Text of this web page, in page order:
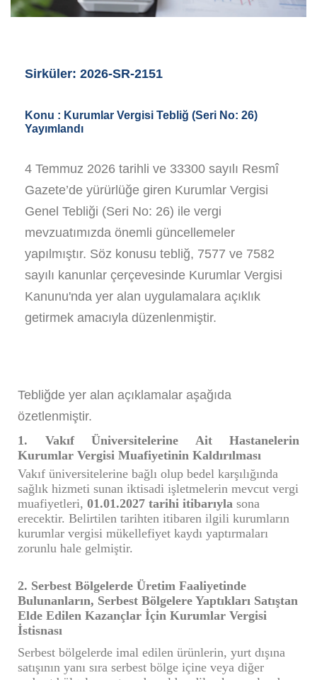
Sirküler: 2026-SR-2151
Konu : Kurumlar Vergisi Tebliğ (Seri No: 26)
Yayımlandı
4 Temmuz 2026 tarihli ve 33300 sayılı Resmî
Gazete’de yürürlüğe giren Kurumlar Vergisi
Genel Tebliği (Seri No: 26) ile vergi
mevzuatımızda önemli güncellemeler
yapılmıştır. Söz konusu tebliğ, 7577 ve 7582
sayılı kanunlar çerçevesinde Kurumlar Vergisi
Kanunu'nda yer alan uygulamalara açıklık
getirmek amacıyla düzenlenmiştir.
Tebliğde yer alan açıklamalar aşağıda
özetlenmiştir.
1. Vakıf Üniversitelerine Ait Hastanelerin
Kurumlar Vergisi Muafiyetinin Kaldırılması
Vakıf üniversitelerine bağlı olup bedel karşılığında
sağlık hizmeti sunan iktisadi işletmelerin mevcut vergi
muafiyetleri, 01.01.2027 tarihi itibarıyla sona
erecektir. Belirtilen tarihten itibaren ilgili kurumların
kurumlar vergisi mükellefiyet kaydı yaptırmaları
zorunlu hale gelmiştir.
2. Serbest Bölgelerde Üretim Faaliyetinde
Bulunanların, Serbest Bölgelere Yaptıkları Satıştan
Elde Edilen Kazançlar İçin Kurumlar Vergisi
İstisnası
Serbest bölgelerde imal edilen ürünlerin, yurt dışına
satışının yanı sıra serbest bölge içine veya diğer